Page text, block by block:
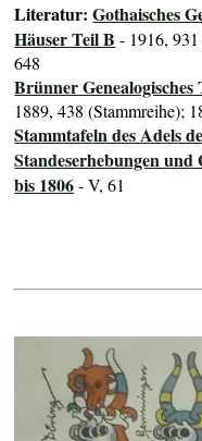
Literatur:Gothaisches
Häuser Teil B - 1916,
648
Brünner
1889, 438 (Stammreihe);
Stammtafeln des Adels
Standeserhebungen und
bis 1806- V, 61